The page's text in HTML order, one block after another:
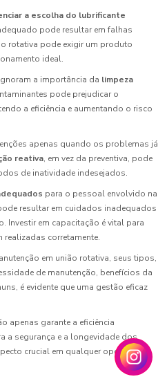
a escolha do lubrificante
pode resultar em falhas
rotativa pode exigir um produto
ideal.
a importância da limpeza
pode prejudicar o
a eficiência e aumentando o risco
apenas quando os problemas já
reativa, em vez da preventiva, pode
de inatividade indesejados.
para o pessoal envolvido na
resultar em cuidados inadequados
Investir em capacitação é vital para
realizadas corretamente.
em união rotativa, seus tipos,
de manutenção, benefícios da
é evidente que uma gestão eficaz
apenas garante a eficiência
a segurança e a longevidade dos
crucial em qualquer operação